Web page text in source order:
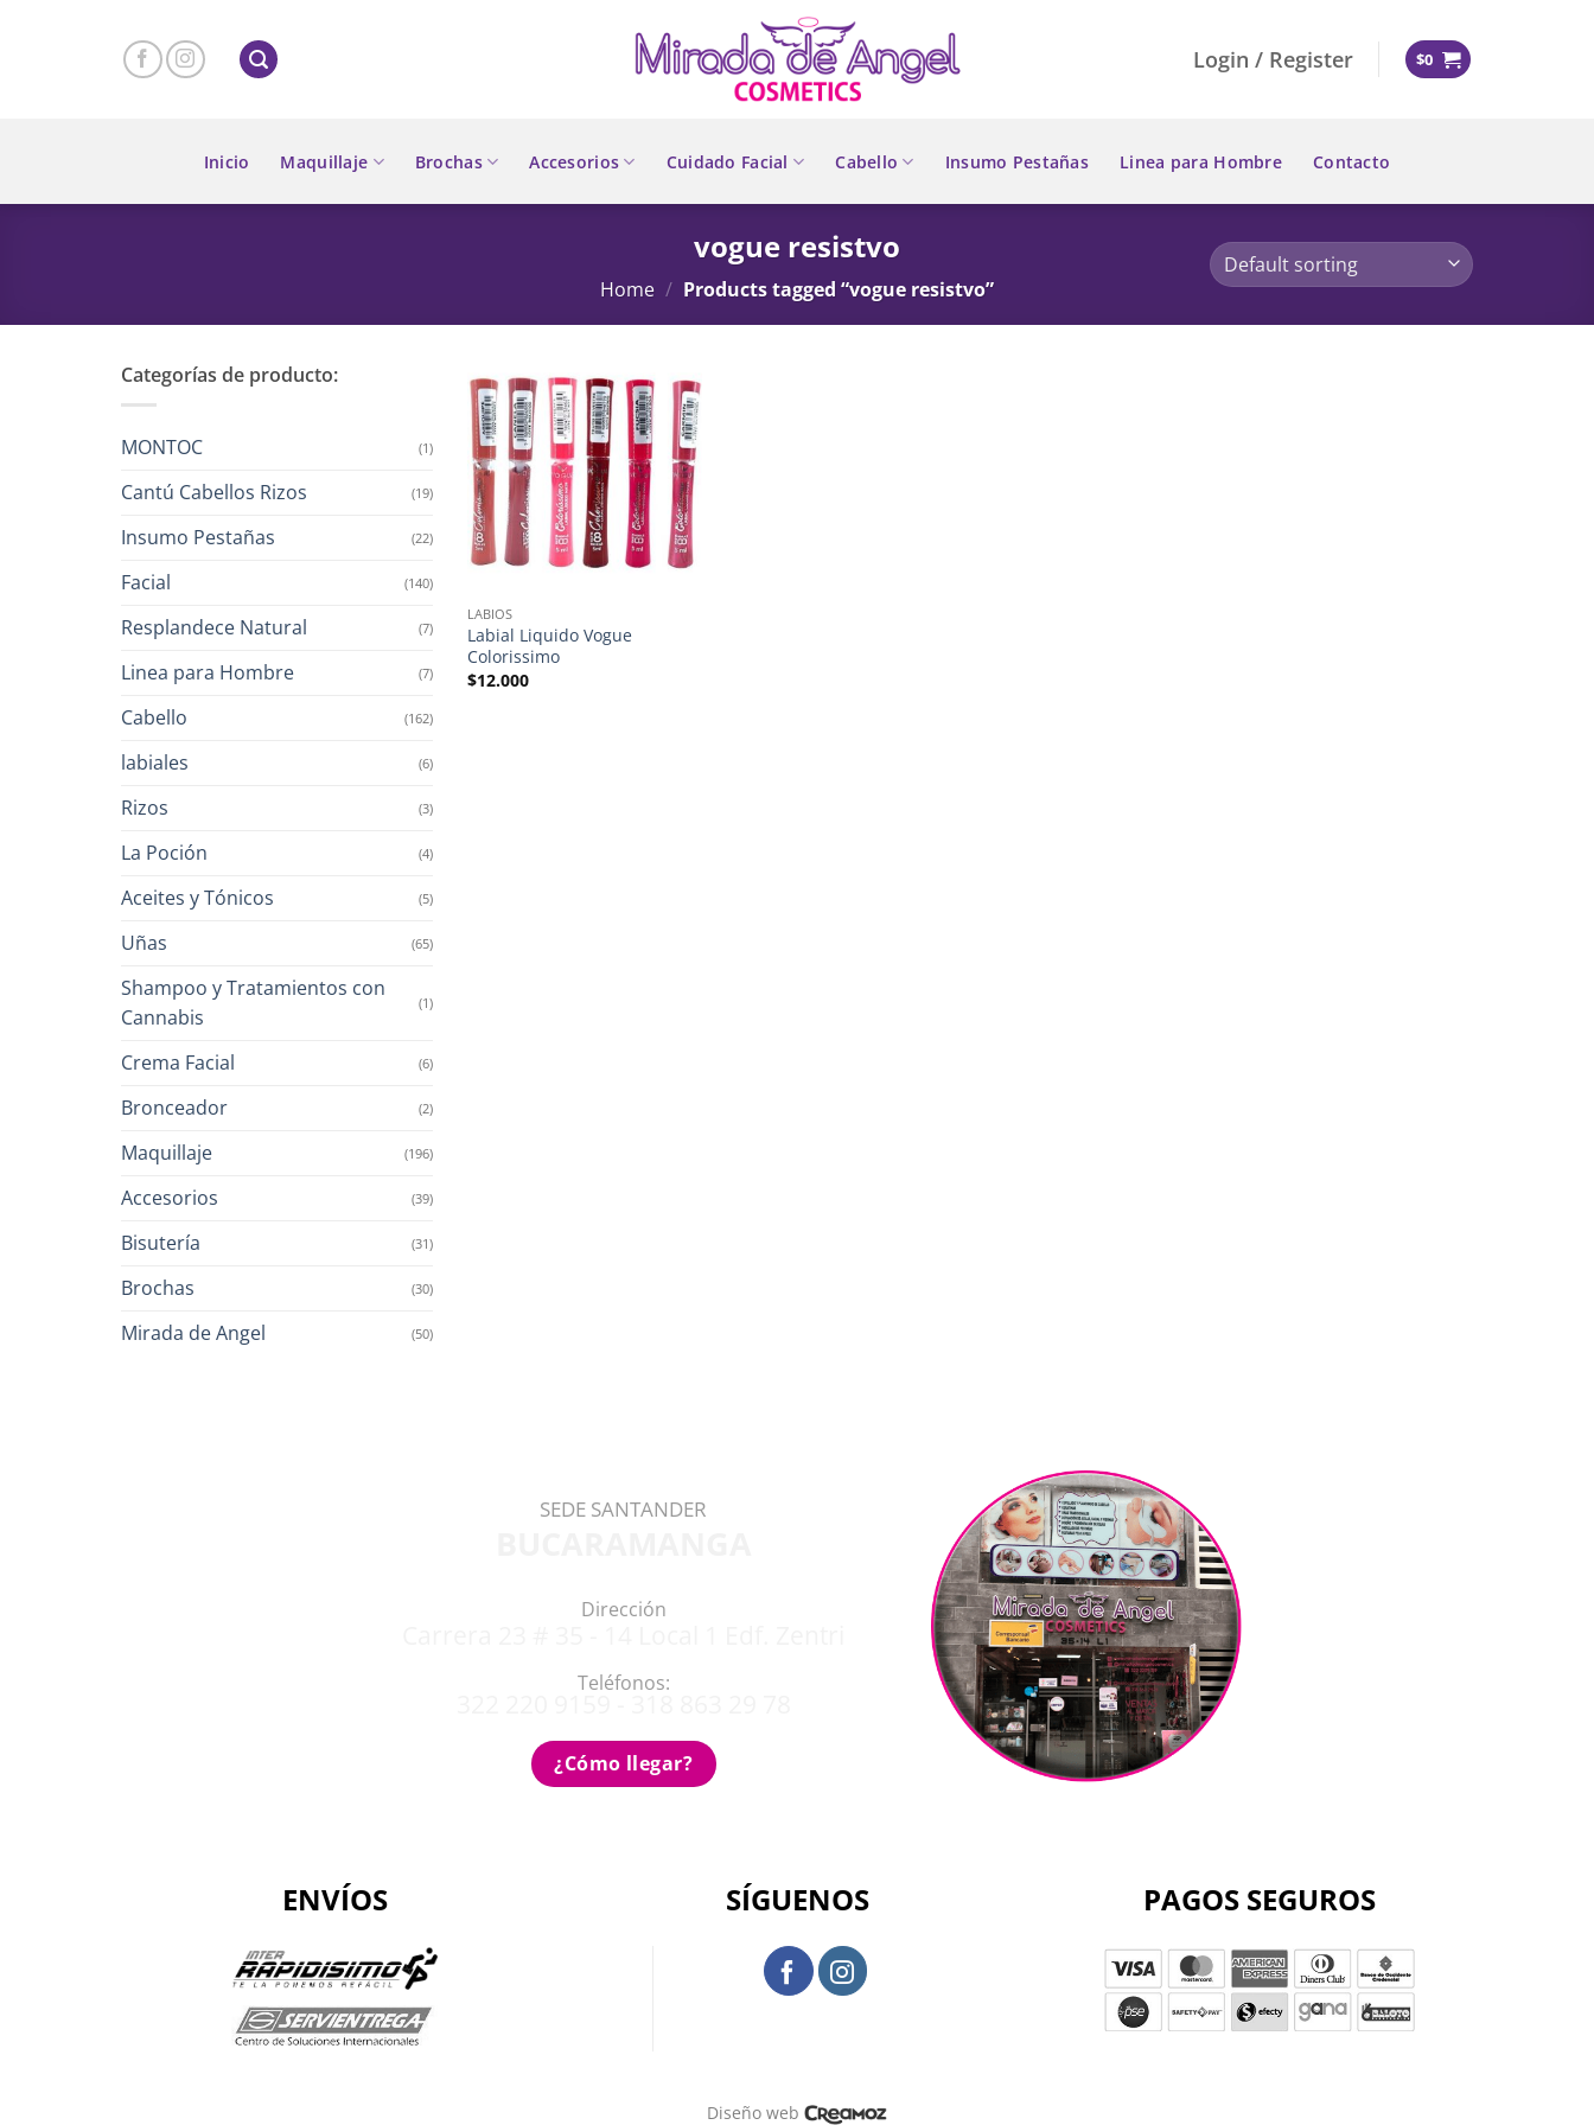
Login / Register $0
Inicio Maquillaje Brochas Accesorios Cuidado Facial Cabello Insumo Pestañas Linea para Hombre Contacto
vogue resistvo
Home / Products tagged “vogue resistvo”
Categorías de producto:
MONTOC (1)
Cantú Cabellos Rizos (19)
Insumo Pestañas (22)
Facial (140)
Resplandece Natural (7)
Linea para Hombre (7)
Cabello (162)
labiales (6)
Rizos (3)
La Poción (4)
Aceites y Tónicos (5)
Uñas (65)
Shampoo y Tratamientos con
Cannabis
(1)
Crema Facial (6)
Bronceador (2)
Maquillaje (196)
Accesorios (39)
Bisutería (31)
Brochas (30)
Mirada de Angel (50)
LABIOS
Labial Liquido Vogue
Colorissimo
$12.000
SEDE SANTANDER
Dirección
Teléfonos:
¿Cómo llegar?
ENVÍOS SÍGUENOS PAGOS SEGUROS
Diseño web